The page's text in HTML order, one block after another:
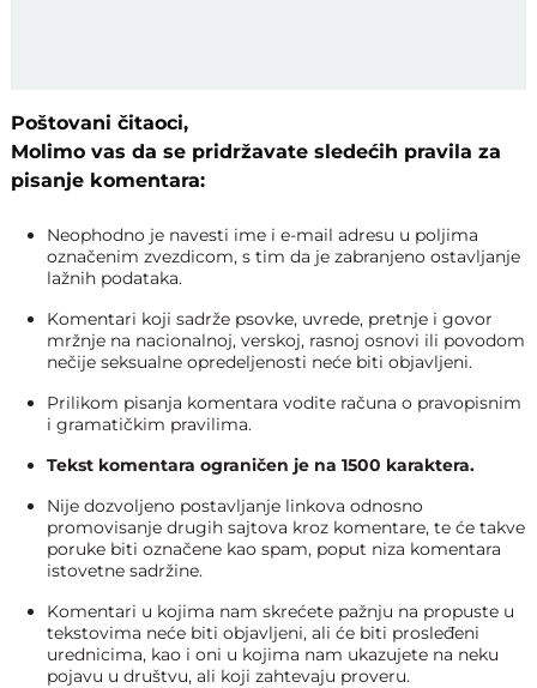
Poštovani čitaoci,
Molimo vas da se pridržavate sledećih pravila za
pisanje komentara:
Neophodno je navesti ime i e-mail adresu u poljima
označenim zvezdicom, s tim da je zabranjeno ostavljanje
lažnih podataka.
Komentari koji sadrže psovke, uvrede, pretnje i govor
mržnje na nacionalnoj, verskoj, rasnoj osnovi ili povodom
nečije seksualne opredeljenosti neće biti objavljeni.
Prilikom pisanja komentara vodite računa o pravopisnim
i gramatičkim pravilima.
Tekst komentara ograničen je na 1500 karaktera.
Nije dozvoljeno postavljanje linkova odnosno
promovisanje drugih sajtova kroz komentare, te će takve
poruke biti označene kao spam, poput niza komentara
istovetne sadržine.
Komentari u kojima nam skrećete pažnju na propuste u
tekstovima neće biti objavljeni, ali će biti prosleđeni
urednicima, kao i oni u kojima nam ukazujete na neku
pojavu u društvu, ali koji zahtevaju proveru.